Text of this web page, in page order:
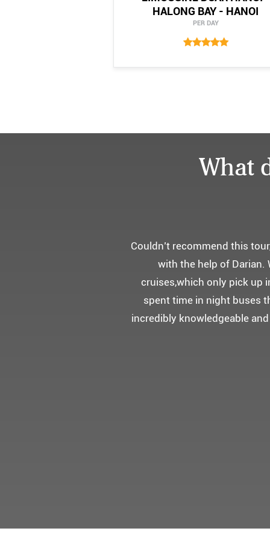
HALONG BAY - HANOI
PER DAY
What
어머니
부모님을 모시고
5성급 신식
멀미가 있으
멋진 자연경관과
감동을 받으셨답